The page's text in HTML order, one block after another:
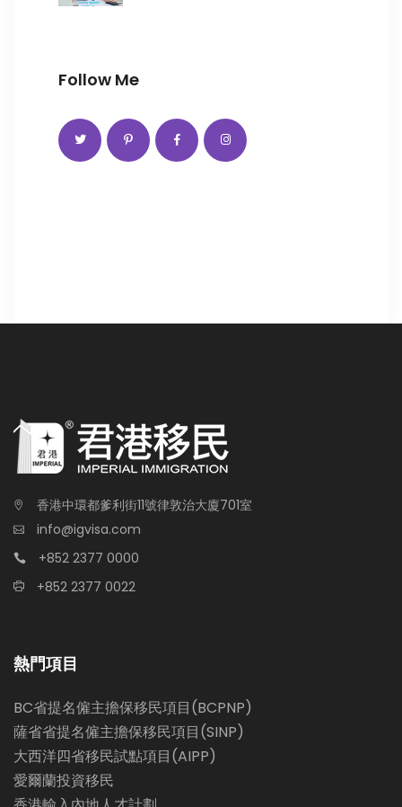
Follow Me
香港中環都爹利街11號律敦治大廈701室
info@igvisa.com
+852 2377 0000
+852 2377 0022
熱門項目
BC省提名僱主擔保移民項目(BCPNP)
薩省省提名僱主擔保移民項目(SINP)
大西洋四省移民試點項目(AIPP)
愛爾蘭投資移民